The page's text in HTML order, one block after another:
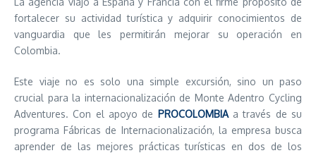
fortalecer su actividad turística y adquirir conocimientos de
vanguardia que les permitirán mejorar su operación en
Colombia.
Este viaje no es solo una simple excursión, sino un paso
crucial para la internacionalización de Monte Adentro Cycling
Adventures. Con el apoyo de PROCOLOMBIA a través de su
programa Fábricas de Internacionalización, la empresa busca
aprender de las mejores prácticas turísticas en dos de los